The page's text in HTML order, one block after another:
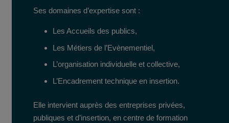
Ses domaines d’expertise sont :
Les Accueils des publics,
Les Métiers de l’Evènementiel,
L’organisation individuelle et collective,
L’Encadrement technique en insertion.
Elle intervient auprès des entreprises privées,
publiques et d’insertion, en centre de formation